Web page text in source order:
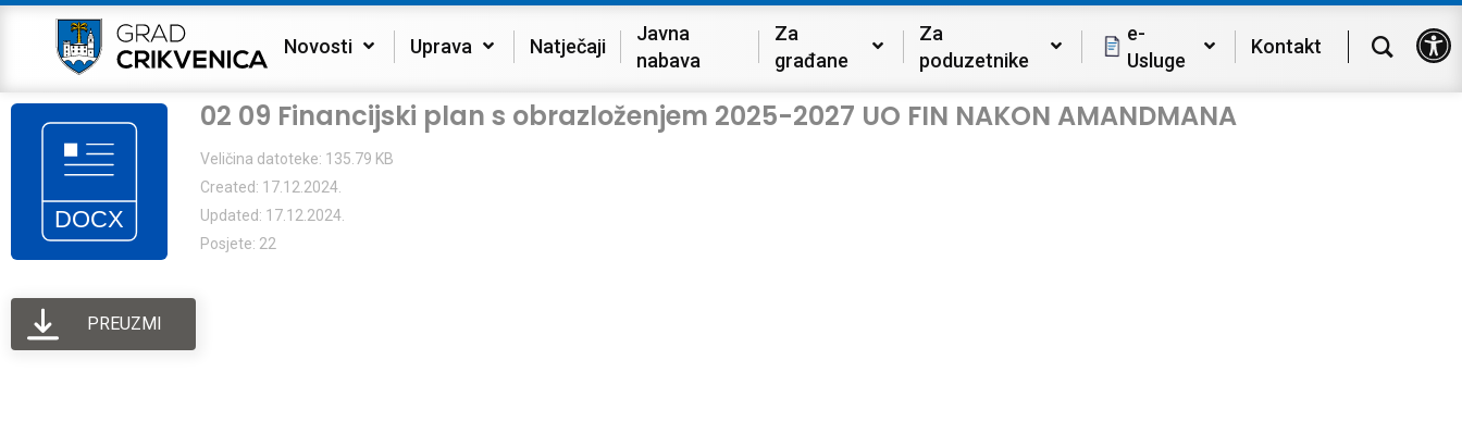
Novosti Uprava Natječaji
Javna
nabava
Za
građane
Za
poduzetnike
e-
Usluge
Kontakt
02 09 Financijski plan s obrazloženjem 2025-2027 UO FIN NAKON AMANDMANA
Veličina datoteke: 135.79 KB
Created: 17.12.2024.
Updated: 17.12.2024.
Posjete: 22
PREUZMI